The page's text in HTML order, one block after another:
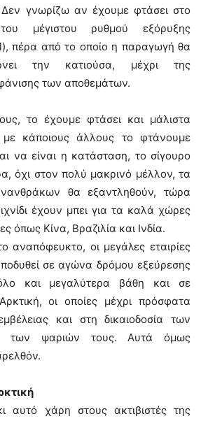
γνωρίζω αν έχουμε φτάσει στο
μέγιστου ρυθμού εξόρυξης
πέρα από το οποίο η παραγωγή θα
την κατιούσα, μέχρι της
των αποθεμάτων.
το έχουμε φτάσει και μάλιστα
κάποιους άλλους το φτάνουμε
να είναι η κατάσταση, το σίγουρο
όχι στον πολύ μακρινό μέλλον, τα
θα εξαντληθούν, τώρα
έχουν μπει για τα καλά χώρες
όπως Κίνα, Βραζιλία και Ινδία.
αναπόφευκτο, οι μεγάλες εταιρίες
σε αγώνα δρόμου εξεύρεσης
και μεγαλύτερα βάθη και σε
οι οποίες μέχρι πρόσφατα
και στη δικαιοδοσία των
των ψαριών τους. Αυτά όμως
αυτό χάρη στους ακτιβιστές της